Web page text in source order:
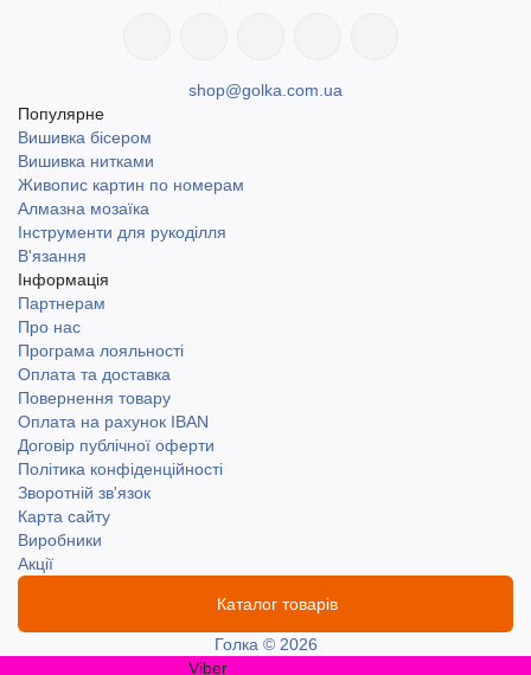
shop@golka.com.ua
Популярне
Вишивка бісером
Вишивка нитками
Живопис картин по номерам
Алмазна мозаїка
Інструменти для рукоділля
В'язання
Інформація
Партнерам
Про нас
Програма лояльності
Оплата та доставка
Повернення товару
Оплата на рахунок IBAN
Договір публічної оферти
Політика конфіденційності
Зворотній зв'язок
Карта сайту
Виробники
Акції
Каталог товарів
Голка © 2026
Viber